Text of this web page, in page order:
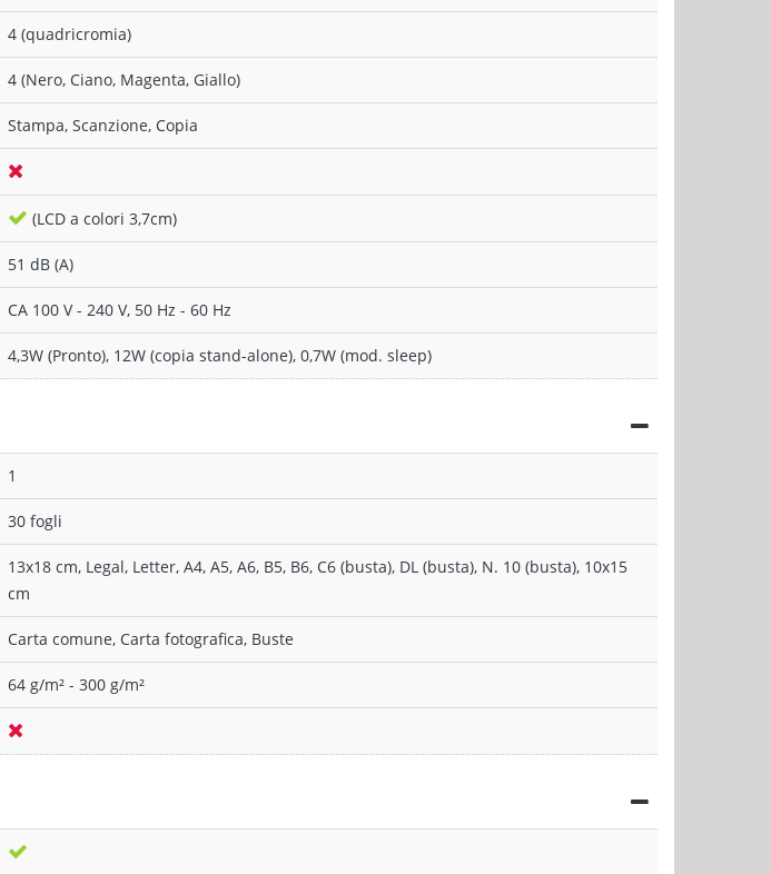
4 (quadricromia)
4 (Nero, Ciano, Magenta, Giallo)
Stampa, Scanzione, Copia
(LCD a colori 3,7cm)
51 dB (A)
CA 100 V - 240 V, 50 Hz - 60 Hz
4,3W (Pronto), 12W (copia stand-alone), 0,7W (mod. sleep)
1
30 fogli
13x18 cm, Legal, Letter, A4, A5, A6, B5, B6, C6 (busta), DL (busta), N. 10 (busta), 10x15
cm
Carta comune, Carta fotografica, Buste
64 g/m² - 300 g/m²